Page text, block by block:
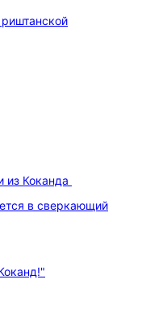
из Коканда
в сверкающий